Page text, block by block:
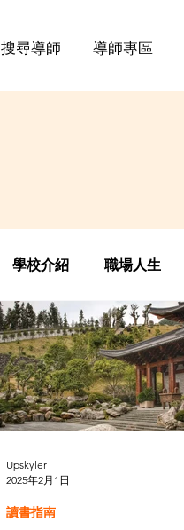
搜尋導師 導師專區
學校介紹 職場人生
讀書指南
Upskyler
2025年2月1日